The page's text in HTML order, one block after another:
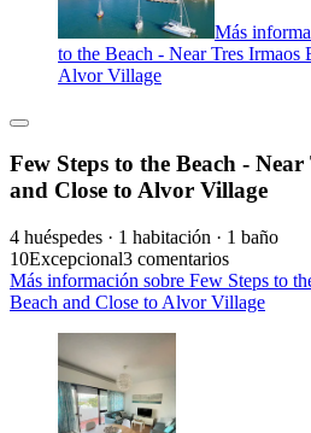
Más
to the Beach - Near Tres Irmaos
Alvor Village
Few Steps to the Beach -
and Close to Alvor Village
4 huéspedes · 1 habitación · 1 baño
10Excepcional3 comentarios
Más información sobre Few Steps to
Beach and Close to Alvor Village